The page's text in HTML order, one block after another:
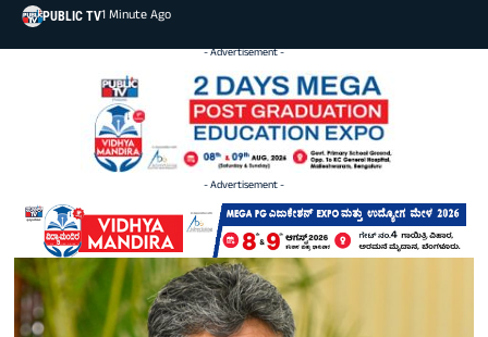
PUBLIC TV1 Minute Ago
- Advertisement -
- Advertisement -